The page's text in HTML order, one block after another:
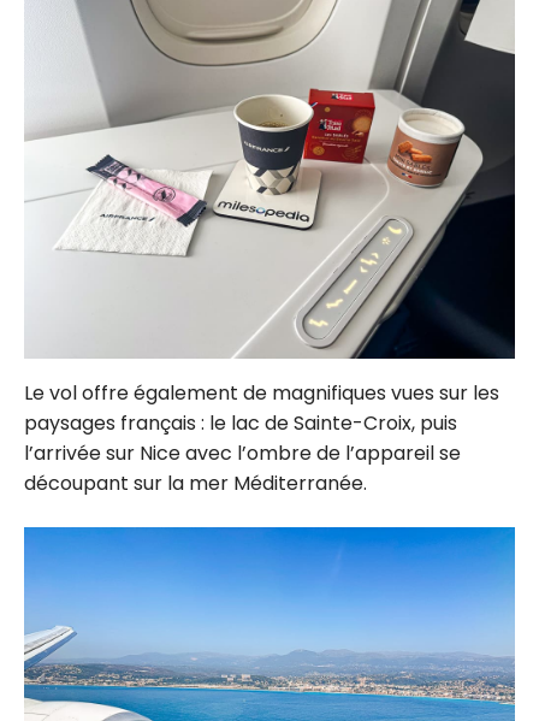
Le vol offre également de magnifiques vues sur les
paysages français : le lac de Sainte-Croix, puis
l’arrivée sur Nice avec l’ombre de l’appareil se
découpant sur la mer Méditerranée.